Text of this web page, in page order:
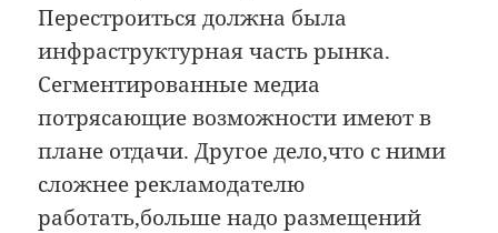
Перестроиться должна была
инфраструктурная часть рынка.
Сегментированные медиа
потрясающие возможности имеют в
плане отдачи. Другое дело,что с ними
сложнее рекламодателю
работать,больше надо размещений